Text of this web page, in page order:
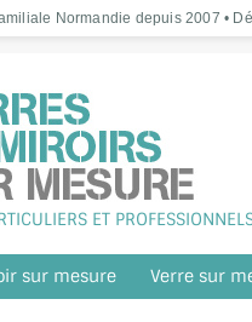
Normandie depuis 2007 •
ET
sur mesure Verre sur